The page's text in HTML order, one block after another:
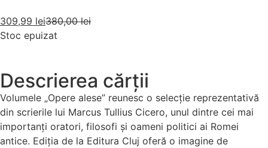
380,00lei
309,99 lei
Stoc epuizat
Descrierea cărții
Volumele „Opere alese” reunesc o selecție reprezentativă
din scrierile lui Marcus Tullius Cicero, unul dintre cei mai
importanți oratori, filosofi și oameni politici ai Romei
antice. Ediția de la Editura Cluj oferă o imagine de